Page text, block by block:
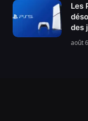
Les
des
août